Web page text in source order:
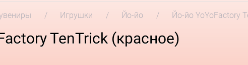
Игрушки Йо-йо Йо-йо YoYoFactory
TenTrick (красное)